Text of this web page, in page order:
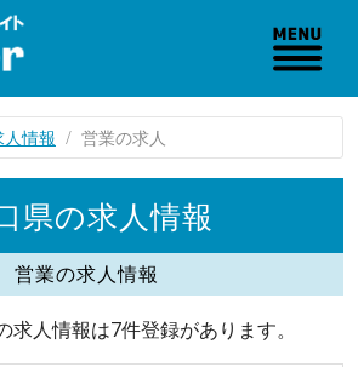
情報 営業の求人
県の求人情報
営業の求人情報
求人情報は7件登録があります。